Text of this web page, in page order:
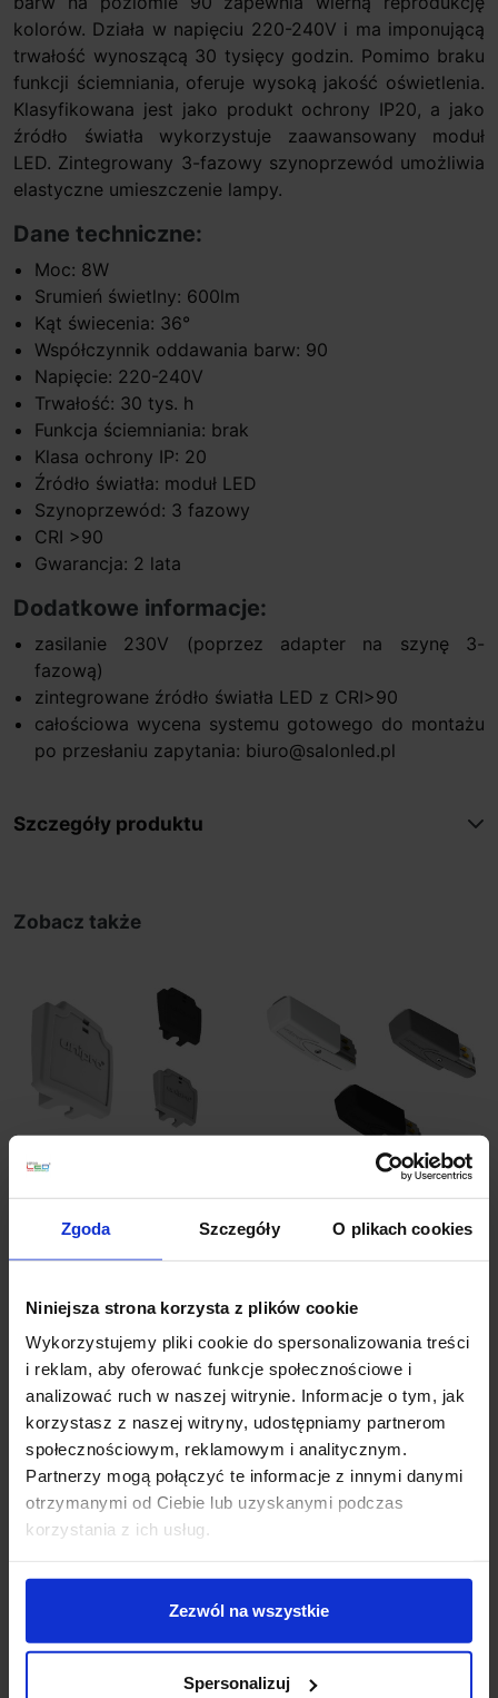
Zgoda Szczegóły O plikach cookies
Niniejsza strona korzysta z plików cookie
Wykorzystujemy pliki cookie do spersonalizowania treści
i reklam, aby oferować funkcje społecznościowe i
analizować ruch w naszej witrynie. Informacje o tym, jak
korzystasz z naszej witryny, udostępniamy partnerom
społecznościowym, reklamowym i analitycznym.
Partnerzy mogą połączyć te informacje z innymi danymi
otrzymanymi od Ciebie lub uzyskanymi podczas
korzystania z ich usług.
Zezwól na wszystkie
Spersonalizuj
kolorów. Działa w napięciu 220-240V i ma imponującą
trwałość wynoszącą 30 tysięcy godzin. Pomimo braku
funkcji ściemniania, oferuje wysoką jakość oświetlenia.
Klasyfikowana jest jako produkt ochrony IP20, a jako
źródło światła wykorzystuje zaawansowany moduł
LED. Zintegrowany 3-fazowy szynoprzewód umożliwia
elastyczne umieszczenie lampy.
Dane techniczne:
Moc: 8W
Srumień świetlny: 600lm
Kąt świecenia: 36°
Współczynnik oddawania barw: 90
Napięcie: 220-240V
Trwałość: 30 tys. h
Funkcja ściemniania: brak
Klasa ochrony IP: 20
Źródło światła: moduł LED
Szynoprzewód: 3 fazowy
CRI >90
Gwarancja: 2 lata
Dodatkowe informacje:
zasilanie 230V (poprzez adapter na szynę 3-
fazową)
zintegrowane źródło światła LED z CRI>90
całościowa wycena systemu gotowego do montażu
po przesłaniu zapytania: biuro@salonled.pl
Szczegóły produktu
Zobacz także
Końcówka alu, biała,
czarna
Zobacz szczegóły
Końcówka zasilająca
alu, biała, czarna
Zobacz szczegóły
OXYLED LUCENA track
Reflektor 30W LED
czarny